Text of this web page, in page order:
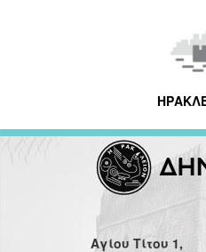
Αγίου Τίτου 1,